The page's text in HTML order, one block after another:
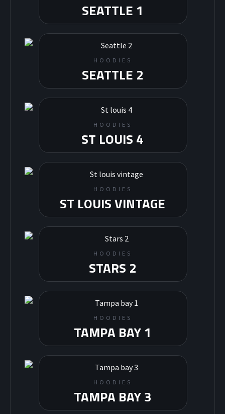
HOODIES
SEATTLE 1
HOODIES
SEATTLE 2
HOODIES
ST LOUIS 4
HOODIES
ST LOUIS VINTAGE
HOODIES
STARS 2
HOODIES
TAMPA BAY 1
HOODIES
TAMPA BAY 3